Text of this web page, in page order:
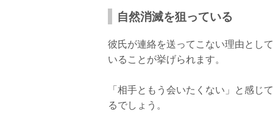
自然消滅を狙っている
彼氏が連絡を送ってこない理由とし
いることが挙げられます。
「相手ともう会いたくない」と感
るでしょう。